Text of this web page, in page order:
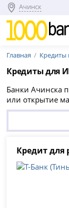
Ачинск
Главная Кредиты
Кредиты для
Банки Ачинска
или открытие
решение
вероятность
варианты в
в Т-Банке. Этот
000 000 рублей
Кредит для